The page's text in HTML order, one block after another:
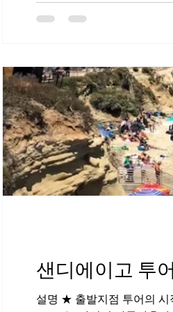
샌디에이고 투
설명 ★ 출발지점 투어의 시작은 시에라 LA 사무실이나 귀하가 머물고 있는 호텔에서 시작됩니다. 1. La Jolla Cove 샌디에고의 La Jolla